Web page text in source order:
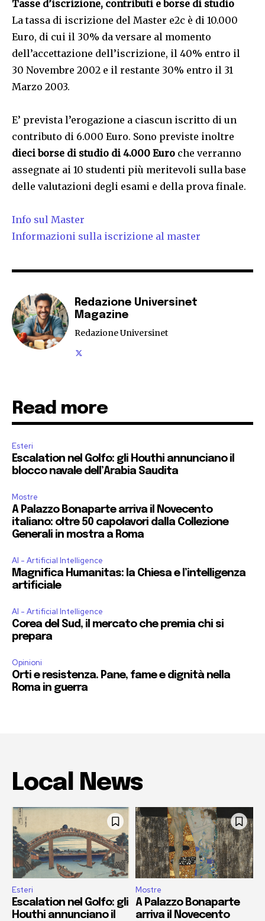
Tasse d’iscrizione, contributi e borse di studio
La tassa di iscrizione del Master e2c è di 10.000
Euro, di cui il 30% da versare al momento
dell’accettazione dell’iscrizione, il 40% entro il
30 Novembre 2002 e il restante 30% entro il 31
Marzo 2003.
E’ prevista l’erogazione a ciascun iscritto di un
contributo di 6.000 Euro. Sono previste inoltre
dieci borse di studio di 4.000 Euro che verranno
assegnate ai 10 studenti più meritevoli sulla base
delle valutazioni degli esami e della prova finale.
Info sul Master
Informazioni sulla iscrizione al master
Redazione Universinet
Magazine
Redazione Universinet
Read more
Esteri
Escalation nel Golfo: gli Houthi annunciano il
blocco navale dell’Arabia Saudita
Mostre
A Palazzo Bonaparte arriva il Novecento
italiano: oltre 50 capolavori dalla Collezione
Generali in mostra a Roma
AI - Artificial Intelligence
Magnifica Humanitas: la Chiesa e l’intelligenza
artificiale
AI - Artificial Intelligence
Corea del Sud, il mercato che premia chi si
prepara
Opinioni
Orti e resistenza. Pane, fame e dignità nella
Roma in guerra
Local News
Esteri
Escalation nel Golfo: gli
Houthi annunciano il
Mostre
A Palazzo Bonaparte
arriva il Novecento